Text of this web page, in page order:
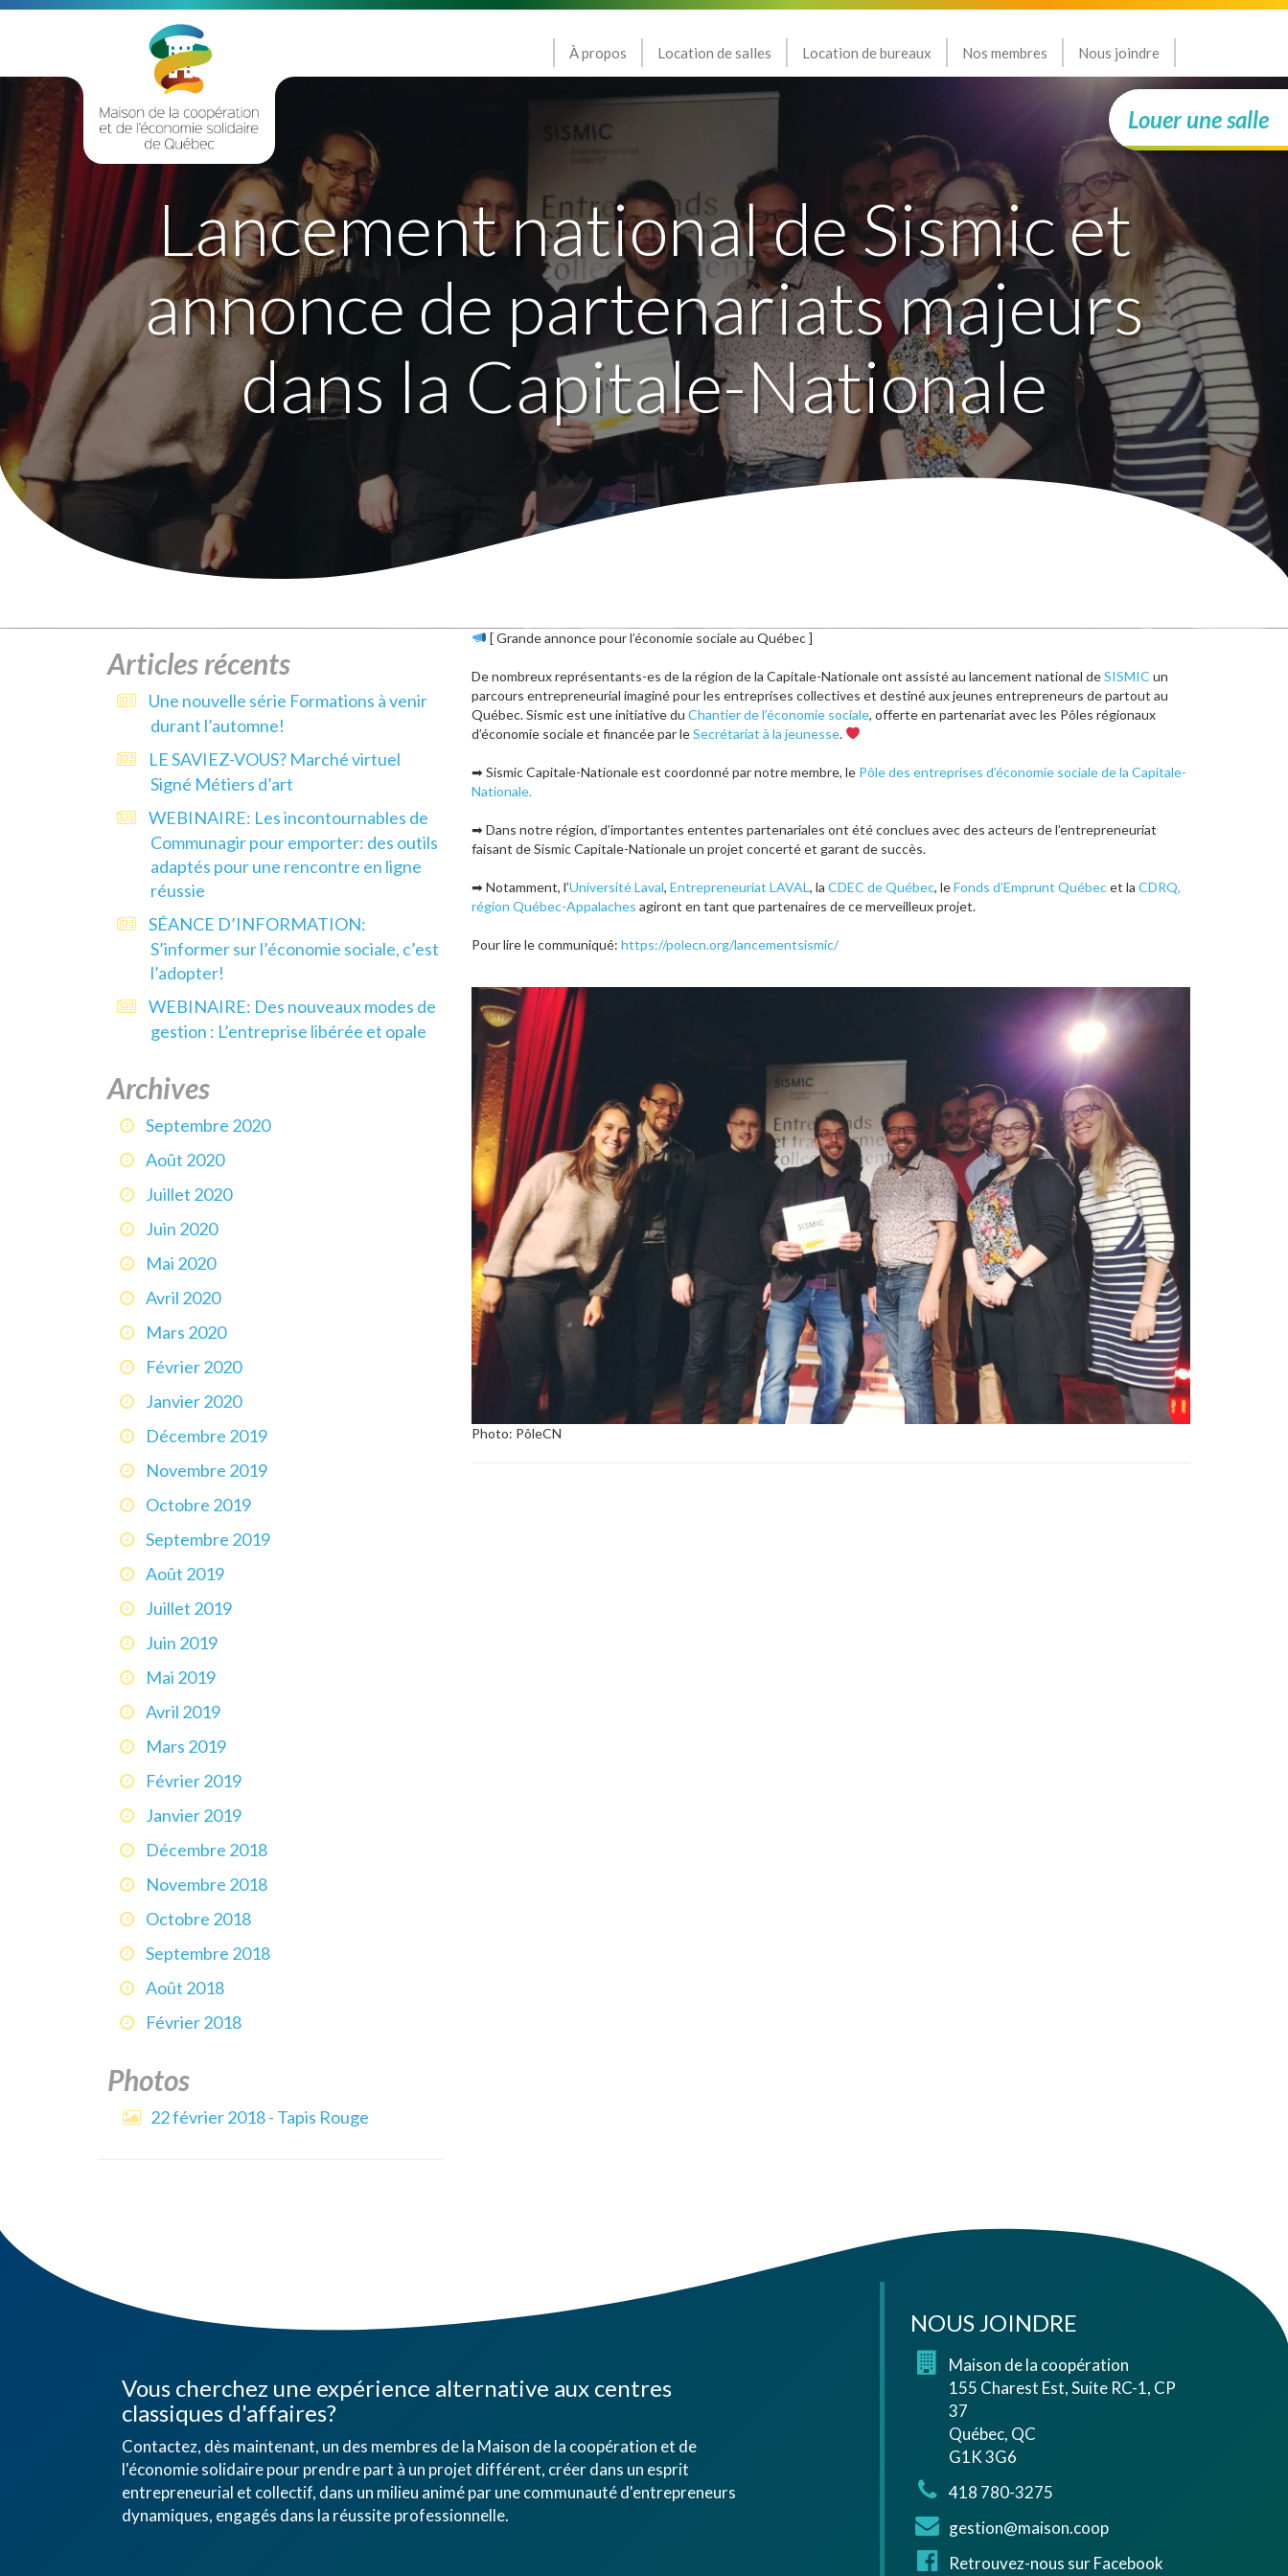
À propos Location de salles Location de bureaux Nos membres Nous joindre
Louer une salle
Lancement national de Sismic et
annonce de partenariats majeurs
dans la Capitale-Nationale
[ Grande annonce pour l’économie sociale au Québec ]
De nombreux représentants-es de la région de la Capitale-Nationale ont assisté au lancement national deSISMIC un
parcours entrepreneurial imaginé pour les entreprises collectives et destiné aux jeunes entrepreneurs de partout au
Québec.Sismic est une initiative du Chantier de l’économie sociale, offerte en partenariat avec les Pôles régionaux
d’économie sociale et financée par leSecrétariat à la jeunesse.
➡Sismic Capitale-Nationale est coordonné par notre membre, le Pôle des entreprises d’économie sociale de la Capitale-
Nationale.
➡Dans notre région, d’importantes ententes partenariales ont été conclues avec des acteurs de l’entrepreneuriat
faisant de Sismic Capitale-Nationale un projet concerté et garant de succès.
➡Notamment, l’Université Laval, Entrepreneuriat LAVAL , la CDEC de Québec, leFonds d’Emprunt Québecet la CDRQ,
région Québec-Appalaches agiront en tant que partenaires de ce merveilleux projet.
Pour lire le communiqué: https://polecn.org/lancementsismic/
Photo: PôleCN
Articles récents
Une nouvelle série Formations à venir
durant l’automne!
LE SAVIEZ-VOUS? Marché virtuel
Signé Métiers d’art
WEBINAIRE: Les incontournables de
Communagir pour emporter: des outils
adaptés pour une rencontre en ligne
réussie
SÉANCE D’INFORMATION:
S’informer sur l’économie sociale, c’est
l’adopter!
WEBINAIRE: Des nouveaux modes de
gestion : L’entreprise libérée et opale
Archives
Septembre 2020
Août 2020
Juillet 2020
Juin 2020
Mai 2020
Avril 2020
Mars 2020
Février 2020
Janvier 2020
Décembre 2019
Novembre 2019
Octobre 2019
Septembre 2019
Août 2019
Juillet 2019
Juin 2019
Mai 2019
Avril 2019
Mars 2019
Février 2019
Janvier 2019
Décembre 2018
Novembre 2018
Octobre 2018
Septembre 2018
Août 2018
Février 2018
Photos
22 février 2018 - Tapis Rouge
Vous cherchez une expérience alternative aux centres
classiques d'affaires?
Contactez, dès maintenant, un des membres de la Maison de la coopération et de
l'économie solidaire pour prendre part à un projet différent, créer dans un esprit
entrepreneurial et collectif, dans un milieu animé par une communauté d'entrepreneurs
dynamiques, engagés dans la réussite professionnelle.
NOUS JOINDRE
Maison de la coopération
155 Charest Est, Suite RC-1, CP
37
Québec, QC
G1K 3G6
418 780-3275
gestion@maison.coop
Retrouvez-nous sur Facebook